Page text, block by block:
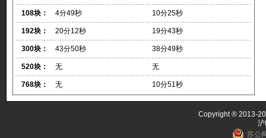
108块： 4分49秒 10分25秒
192块： 20分12秒 19分43秒
300块： 43分50秒 38分49秒
520块： 无 无
768块： 无 10分51秒
Copyright ® 2013-
苏公